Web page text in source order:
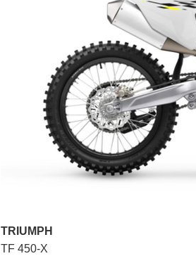
TRIUMPH
TF 450-X